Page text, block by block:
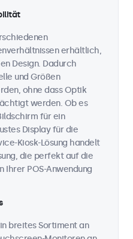
erhältlich,
Design. Dadurch
und Größen
ohne dass Optik
werden. Ob es
für ein
Display für die
Kiosk-Lösung handelt
die perfekt auf die
Ihrer POS-Anwendung
breites Sortiment an